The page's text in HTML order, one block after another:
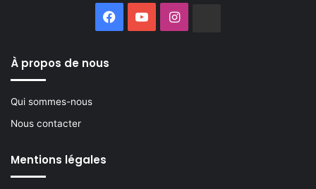
Facebook
YouTubeInstagram
À propos de nous
Qui sommes-nous
Nous contacter
Mentions légales